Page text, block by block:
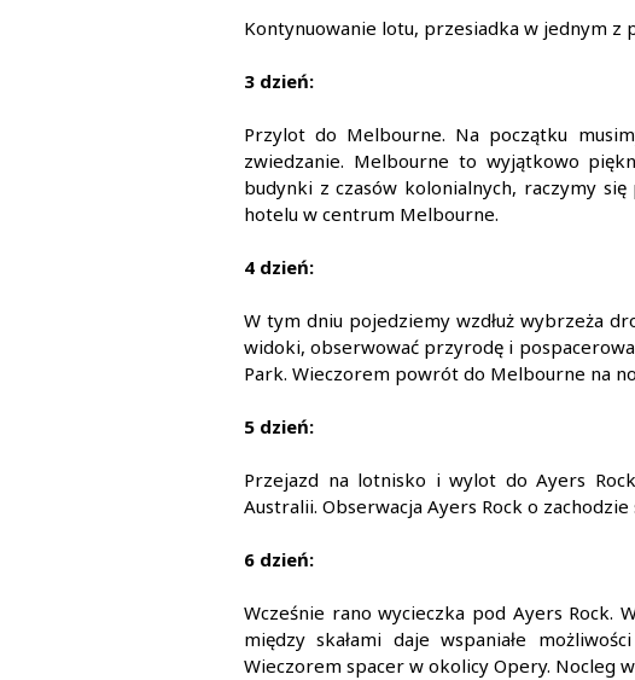
Kontynuowanie lotu, przesiadka w jednym z
3 dzień:
Przylot do Melbourne. Na początku
zwiedzanie. Melbourne to wyjątkowo
budynki z czasów kolonialnych, raczymy
hotelu w centrum Melbourne.
4 dzień:
W tym dniu pojedziemy wzdłuż wybrzeża
widoki, obserwować przyrodę i
Park. Wieczorem powrót do Melbourne na
5 dzień:
Przejazd na lotnisko i wylot do Ayers
Australii. Obserwacja Ayers Rock o
6 dzień:
Wcześnie rano wycieczka pod Ayers Rock.
między skałami daje wspaniałe
Wieczorem spacer w okolicy Opery. Nocleg